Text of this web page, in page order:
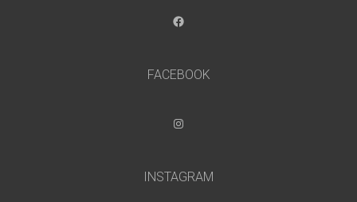
Facebook
FACEBOOK
Instagram
INSTAGRAM